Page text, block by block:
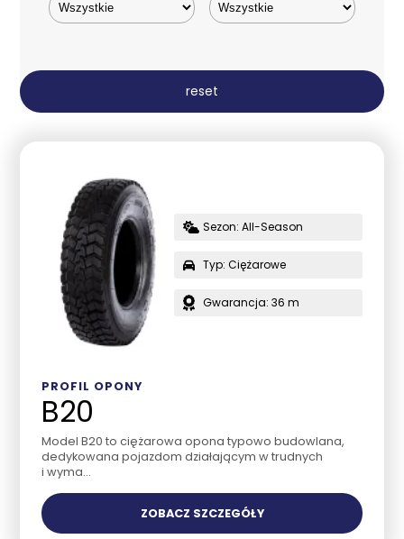
reset
Sezon: All-Season
Typ: Ciężarowe
Gwarancja: 36 m
PROFIL OPONY
B20
Model B20 to ciężarowa opona typowo budowlana,
dedykowana pojazdom działającym w trudnych
i wyma...
ZOBACZ SZCZEGÓŁY